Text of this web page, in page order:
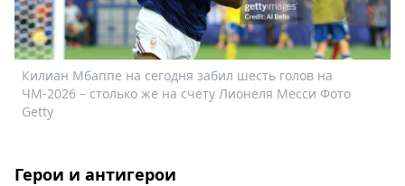
Скачай
Metro
Килиан Мбаппе на сегодня забил шесть голов на
ЧМ-2026 – столько же на счету Лионеля Месси Фото
Getty
Герои и антигерои